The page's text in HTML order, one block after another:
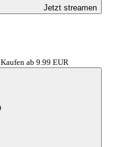
Jetzt streamen
Kaufen ab 9.99 EUR